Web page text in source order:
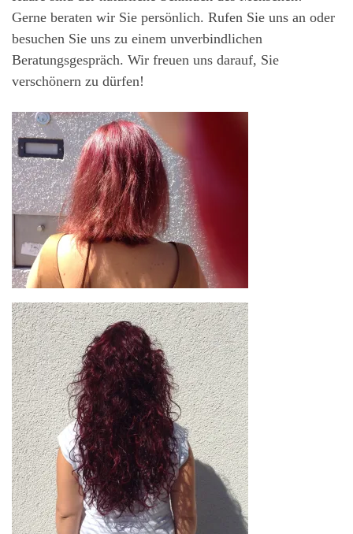
Gerne beraten wir Sie persönlich. Rufen Sie uns an oder
besuchen Sie uns zu einem unverbindlichen
Beratungsgespräch. Wir freuen uns darauf, Sie
verschönern zu dürfen!